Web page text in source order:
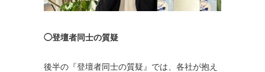
◯登壇者同士の質疑
後半の『登壇者同士の質疑』では、各社が抱え